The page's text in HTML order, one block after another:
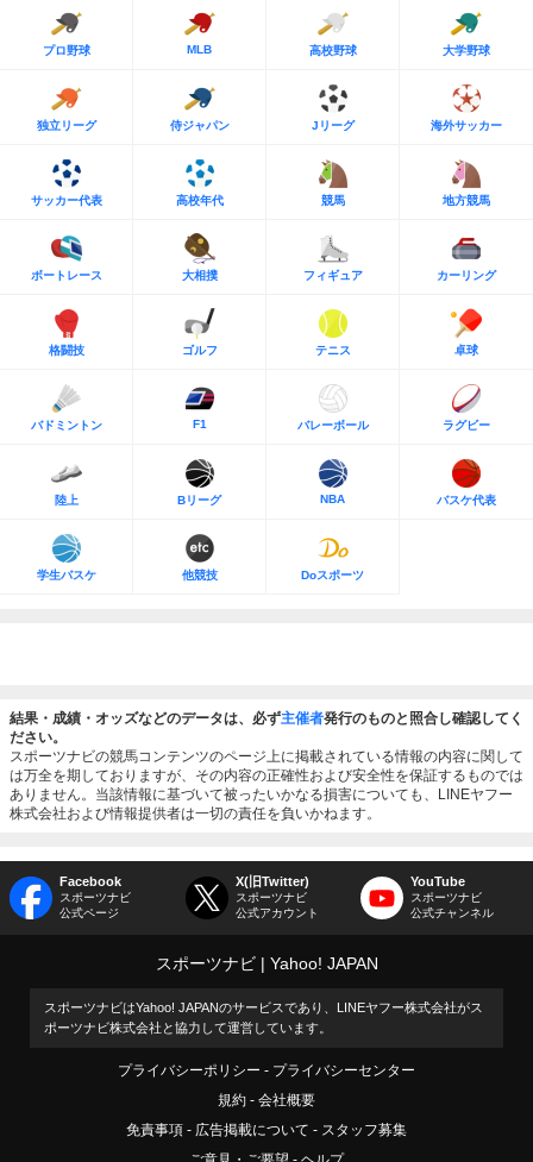
プロ野球 MLB 高校野球 大学野球
独立リーグ 侍ジャパン Jリーグ 海外サッカー
サッカー代表 高校年代 競馬 地方競馬
ボートレース 大相撲 フィギュア カーリング
格闘技 ゴルフ テニス 卓球
バドミントン F1 バレーボール ラグビー
陸上 Bリーグ NBA バスケ代表
学生バスケ 他競技 Doスポーツ
結果・成績・オッズなどのデータは、必ず主催者発行のものと照合し確認してく
ださい。
スポーツナビの競馬コンテンツのページ上に掲載されている情報の内容に関して
は万全を期しておりますが、その内容の正確性および安全性を保証するものでは
ありません。当該情報に基づいて被ったいかなる損害についても、LINEヤフー
株式会社および情報提供者は一切の責任を負いかねます。
Facebook
スポーツナビ
公式ページ
X(旧Twitter)
スポーツナビ
公式アカウント
YouTube
スポーツナビ
公式チャンネル
スポーツナビ Yahoo! JAPAN
スポーツナビはYahoo! JAPANのサービスであり、LINEヤフー株式会社がス
ポーツナビ株式会社と協力して運営しています。
プライバシーポリシー
プライバシーセンター
規約
会社概要
免責事項
広告掲載について
スタッフ募集